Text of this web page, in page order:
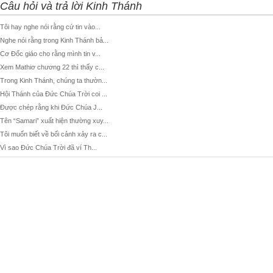
Câu hỏi và trả lời Kinh Thánh
Tôi hay nghe nói rằng cứ tin vào...
Nghe nói rằng trong Kinh Thánh bả...
Cơ Đốc giáo cho rằng mình tin v...
Xem Mathiơ chương 22 thì thấy c...
Trong Kinh Thánh, chúng ta thườn...
Hội Thánh của Đức Chúa Trời coi ...
Được chép rằng khi Đức Chúa J...
Tên “Samari” xuất hiện thường xuy...
Tôi muốn biết về bối cảnh xảy ra c...
Vì sao Đức Chúa Trời đã ví Th...